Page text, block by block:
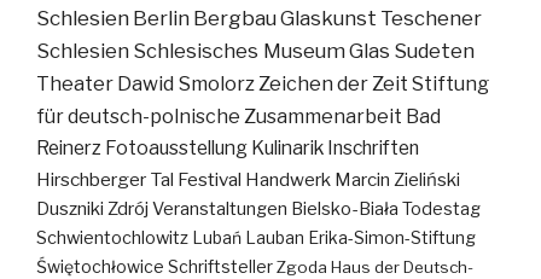
Schlesien Berlin BergbauGlaskunst Teschener
Schlesien Schlesisches MuseumGlas Sudeten
Theater Dawid SmolorzZeichen der Zeit Stiftung
für deutsch-polnische Zusammenarbeit Bad
Reinerz Fotoausstellung Kulinarik Inschriften
Hirschberger Tal Festival Handwerk Marcin Zieliński
Duszniki Zdrój Veranstaltungen Bielsko-Biała Todestag
Schwientochlowitz Lubań Lauban Erika-Simon-Stiftung
Świętochłowice SchriftstellerZgoda Haus der Deutsch-